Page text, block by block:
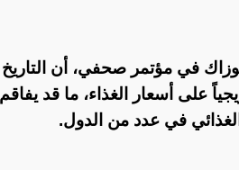
في مؤتمر صحفي، أن التاريخ
على أسعار الغذاء، ما قد يفاقم
الغذائي في عدد من الدول.